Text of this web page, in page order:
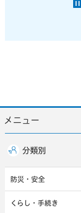
メニュー
分類別
防災・安全
くらし・手続き